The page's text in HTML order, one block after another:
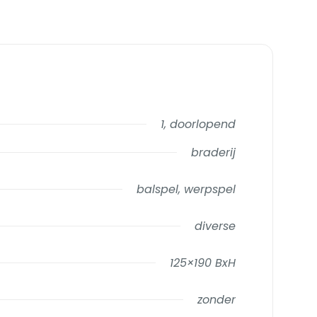
1, doorlopend
braderij
balspel, werpspel
diverse
125×190 BxH
zonder